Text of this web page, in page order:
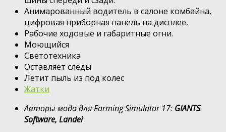
Анимарованный водитель в салоне комбайна,
цифровая приборная панель на дисплее,
Рабочие ходовые и габаритные огни.
Моющийся
Светотехника
Оставляет следы
Летит пыль из под колес
Жатки
Авторы мода для Farming Simulator 17: GIANTS
Software, Landei